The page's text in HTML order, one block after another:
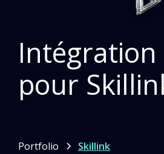
pour
Portfolio Skillink